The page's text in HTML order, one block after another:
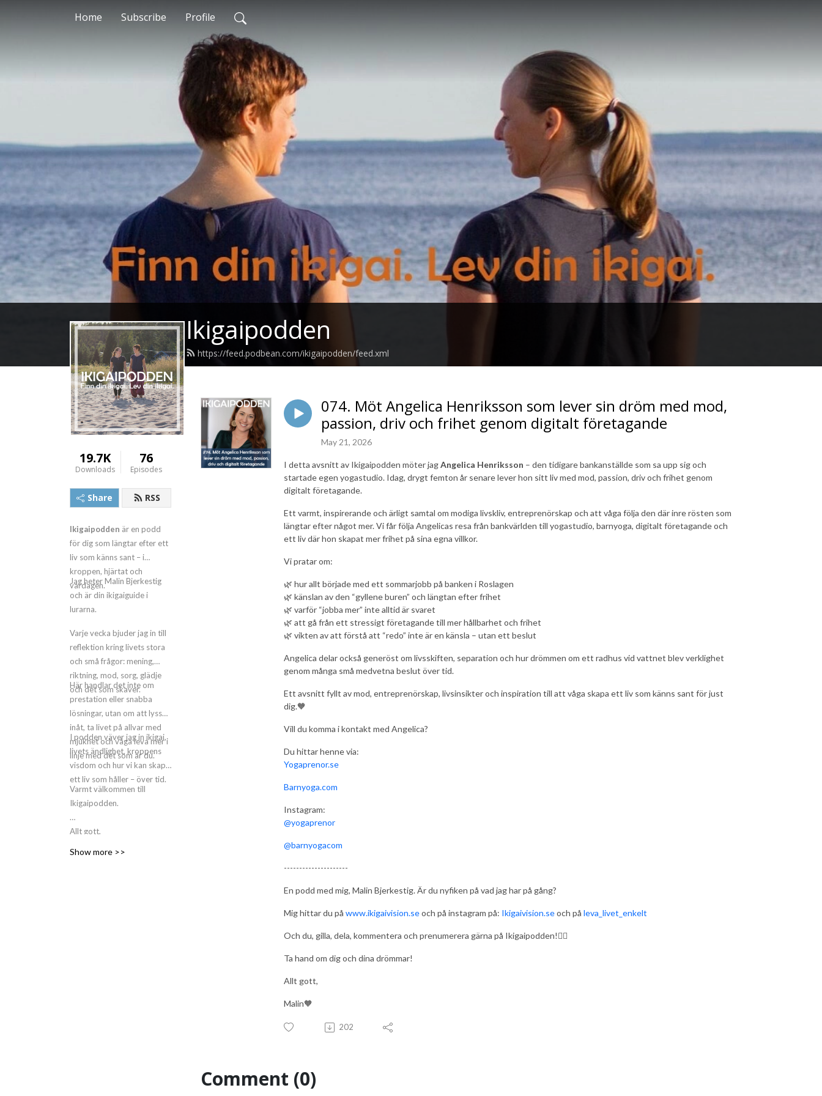
Home Subscribe Profile
Ikigaipodden
https://feed.podbean.com/ikigaipodden/feed.xml
19.7K
Downloads
76
Episodes
Share RSS
Ikigaipodden är en podd
för dig som längtar efter ett
liv som känns sant – i
kroppen, hjärtat och
vardagen.
Jag heter Malin Bjerkestig
och är din ikigaiguide i
lurarna.
Varje vecka bjuder jag in till
reflektion kring livets stora
och små frågor: mening,
riktning, mod, sorg, glädje
och det som skaver.
Här handlar det inte om
prestation eller snabba
lösningar, utan om att lyssna
inåt, ta livet på allvar med
mjukhet och våga leva mer i
linje med det som är du.
I podden väver jag in ikigai,
livets ändlighet, kroppens
visdom och hur vi kan skapa
ett liv som håller – över tid.
Varmt välkommen till
Ikigaipodden.
Allt gott,
Show more >>
074. Möt Angelica Henriksson som lever sin dröm med mod,
passion, driv och frihet genom digitalt företagande
May 21, 2026
I detta avsnitt av Ikigaipodden möter jagAngelica Henriksson – den tidigare bankanställde som sa upp sig och
startade egen yogastudio. Idag, drygt femton år senare lever hon sitt liv med mod, passion, driv och frihet genom
digitalt företagande.
Ett varmt, inspirerande och ärligt samtal om modiga livskliv, entreprenörskap och att våga följa den där inre rösten som
längtar efter något mer. Vi får följa Angelicas resa från bankvärlden till yogastudio, barnyoga, digitalt företagande och
ett liv där hon skapat mer frihet på sina egna villkor.
Vi pratar om:
🌿 hur allt började med ett sommarjobb på banken i Roslagen
🌿 känslan av den “gyllene buren” och längtan efter frihet
🌿 varför “jobba mer” inte alltid är svaret
🌿 att gå från ett stressigt företagande till mer hållbarhet och frihet
🌿 vikten av att förstå att “redo” inte är en känsla – utan ett beslut
Angelica delar också generöst om livsskiften, separation och hur drömmen om ett radhus vid vattnet blev verklighet
genom många små medvetna beslut över tid.
Ett avsnitt fyllt av mod, entreprenörskap, livsinsikter och inspiration till att våga skapa ett liv som känns sant för just
dig.🧡
Vill du komma i kontakt med Angelica?
Du hittar henne via:
Yogaprenor.se
Barnyoga.com
Instagram:
@yogaprenor
@barnyogacom
---------------------
En podd med mig, Malin Bjerkestig. Är du nyfiken på vad jag har på gång?
Mig hittar du på www.ikigaivision.seoch på instagram på: Ikigaivision.seoch på leva_livet_enkelt
Och du, gilla, dela, kommentera och prenumerera gärna på Ikigaipodden!🤸‍♀️
Ta hand om dig och dina drömmar!
Allt gott,
Malin🧡
202
Comment (0)